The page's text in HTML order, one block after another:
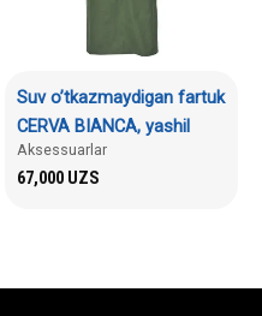
Suv o’tkazmaydigan fartuk
CERVA BIANCA, yashil
Aksessuarlar
67,000 UZS